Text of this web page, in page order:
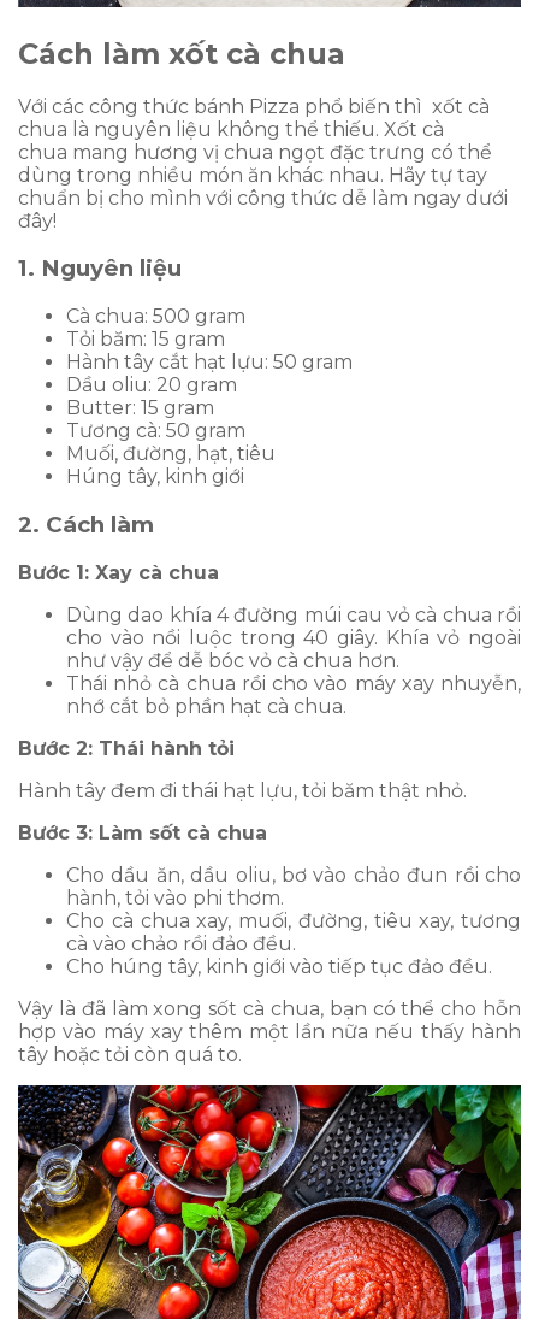
Cách làm xốt cà chua
Với các công thức bánh Pizza phổ biến thì xốt cà
chua là nguyên liệu không thể thiếu. Xốt cà
chua mang hương vị chua ngọt đặc trưng có thể
dùng trong nhiều món ăn khác nhau. Hãy tự tay
chuẩn bị cho mình với công thức dễ làm ngay dưới
đây!
1. Nguyên liệu
Cà chua: 500 gram
Tỏi băm: 15 gram
Hành tây cắt hạt lựu: 50 gram
Dầu oliu: 20 gram
Butter: 15 gram
Tương cà: 50 gram
Muối, đường, hạt, tiêu
Húng tây, kinh giới
2. Cách làm
Bước 1: Xay cà chua
Dùng dao khía 4 đường múi cau vỏ cà chua rồi
cho vào nồi luộc trong 40 giây. Khía vỏ ngoài
như vậy để dễ bóc vỏ cà chua hơn.
Thái nhỏ cà chua rồi cho vào máy xay nhuyễn,
nhớ cắt bỏ phần hạt cà chua.
Bước 2: Thái hành tỏi
Hành tây đem đi thái hạt lựu, tỏi băm thật nhỏ.
Bước 3: Làm sốt cà chua
Cho dầu ăn, dầu oliu, bơ vào chảo đun rồi cho
hành, tỏi vào phi thơm.
Cho cà chua xay, muối, đường, tiêu xay, tương
cà vào chảo rồi đảo đều.
Cho húng tây, kinh giới vào tiếp tục đảo đều.
Vậy là đã làm xong sốt cà chua, bạn có thể cho hỗn
hợp vào máy xay thêm một lần nữa nếu thấy hành
tây hoặc tỏi còn quá to.